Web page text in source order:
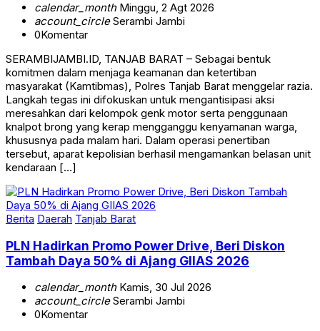
calendar_monthMinggu, 2 Agt 2026
account_circleSerambi Jambi
0Komentar
SERAMBIJAMBI.ID, TANJAB BARAT – Sebagai bentuk
komitmen dalam menjaga keamanan dan ketertiban
masyarakat (Kamtibmas), Polres Tanjab Barat menggelar razia.
Langkah tegas ini difokuskan untuk mengantisipasi aksi
meresahkan dari kelompok genk motor serta penggunaan
knalpot brong yang kerap mengganggu kenyamanan warga,
khususnya pada malam hari. Dalam operasi penertiban
tersebut, aparat kepolisian berhasil mengamankan belasan unit
kendaraan […]
Berita Daerah Tanjab Barat
PLN Hadirkan Promo Power Drive, Beri Diskon
Tambah Daya 50% di Ajang GIIAS 2026
calendar_monthKamis, 30 Jul 2026
account_circleSerambi Jambi
0Komentar